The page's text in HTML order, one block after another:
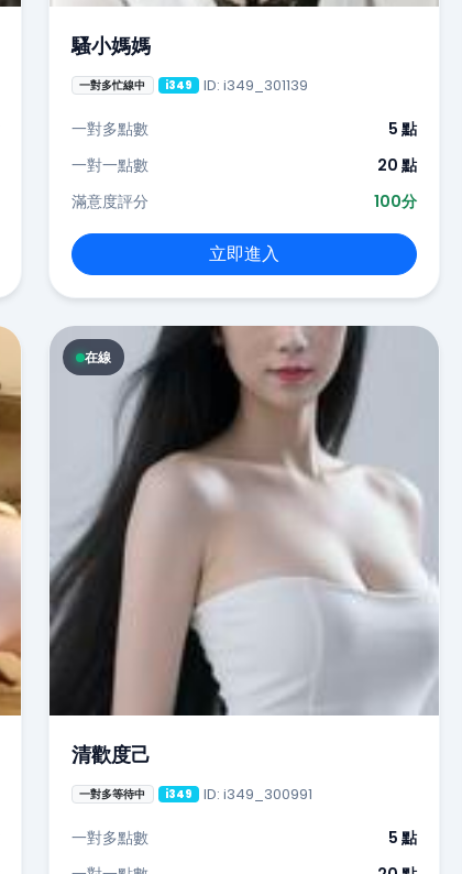
騷小媽媽
一對多忙線中 i349 ID: i349_301139
一對多點數
5 點
一對一點數
20 點
滿意度評分
100分
立即進入
在線
清歡度己
一對多等待中 i349 ID: i349_300991
一對多點數
5 點